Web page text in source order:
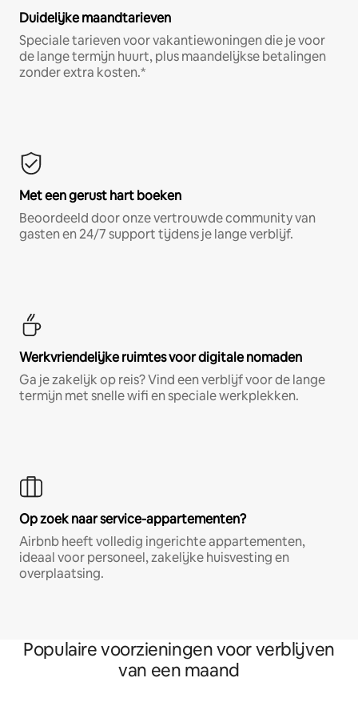
Duidelijke maandtarieven
Speciale tarieven voor vakantiewoningen die je voor
de lange termijn huurt, plus maandelijkse betalingen
zonder extra kosten.*
Met een gerust hart boeken
Beoordeeld door onze vertrouwde community van
gasten en 24/7 support tijdens je lange verblijf.
Werkvriendelijke ruimtes voor digitale nomaden
Ga je zakelijk op reis? Vind een verblijf voor de lange
termijn met snelle wifi en speciale werkplekken.
Op zoek naar service-appartementen?
Airbnb heeft volledig ingerichte appartementen,
ideaal voor personeel, zakelijke huisvesting en
overplaatsing.
Populaire voorzieningen voor verblijven
van een maand